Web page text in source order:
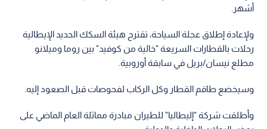
أشهر.
ولإعادة إطلاق عجلة السياحة، تقترح هيئة السكك الحديد الإيطالية
رحلات بالقطارات السريعة "خالية من كوفيد" بين روما وميلانو
مطلع نيسان/بريل في سابقة أوروبية.
وسيخضع طاقم القطار وكل الركاب لفحوصات قبل الصعود إليه.
وأطلقت شركة "إليطاليا" للطيران مبادرة مماثلة العام الماضي على